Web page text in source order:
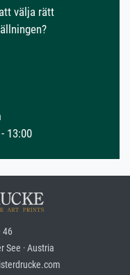
välja rätt
13:00
46
See · Austria